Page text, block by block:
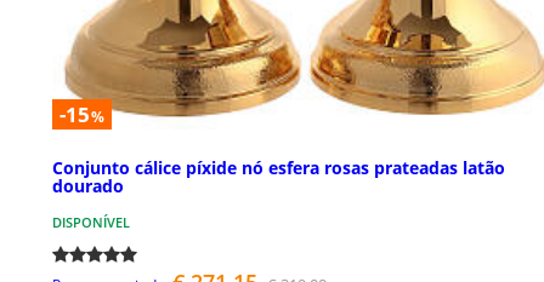
-15%
Conjunto cálice píxide nó esfera rosas prateadas latão
dourado
DISPONÍVEL